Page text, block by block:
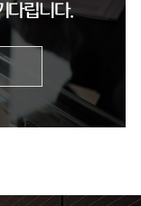
다립니다.